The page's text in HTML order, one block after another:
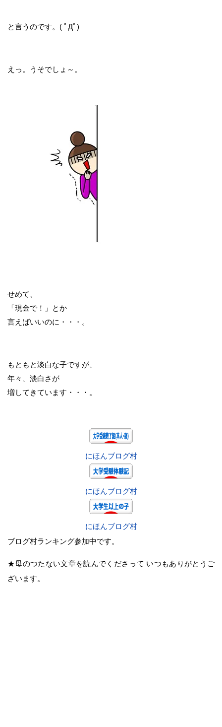
と言うのです。( ﾟДﾟ)
えっ。うそでしょ～。
せめて、
「現金で！」とか
言えばいいのに・・・。
もともと淡白な子ですが、
年々、淡白さが
増してきています・・・。
にほんブログ村
にほんブログ村
にほんブログ村
ブログ村ランキング参加中です。
★母のつたない文章を読んでくださって いつもありがとうご
ざいます。